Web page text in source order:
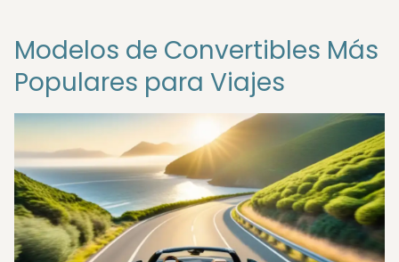
Modelos de Convertibles Más
Populares para Viajes